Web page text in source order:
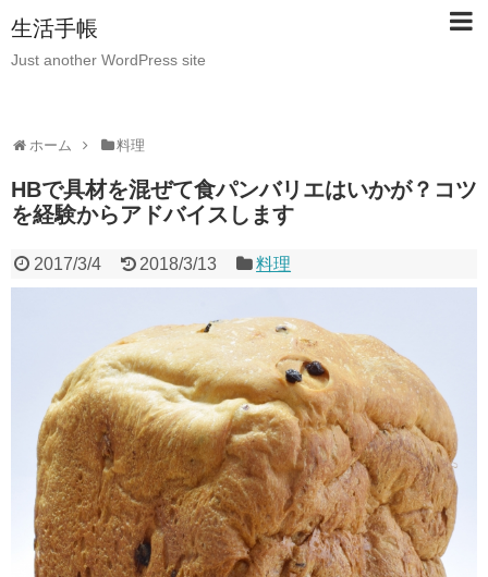
生活手帳
Just another WordPress site
ホーム 料理
HBで具材を混ぜて食パンバリエはいかが？コツ
を経験からアドバイスします
2017/3/4 2018/3/13 料理